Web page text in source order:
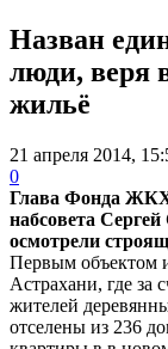
Назван
люди, веря
жильё
21 апреля 2014,
0
Глава Фонда ЖКХ
набсовета
осмотрели
Первым объектом
Астрахани, где за
жителей
отселены из 236